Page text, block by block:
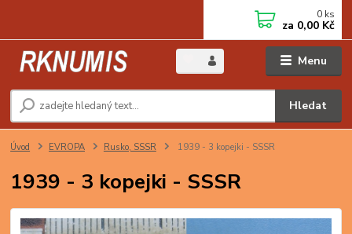
Menu
Hledat
0 ks
za 0,00 Kč
Úvod EVROPA Rusko, SSSR 1939 - 3 kopejki - SSSR
1939 - 3 kopejki - SSSR